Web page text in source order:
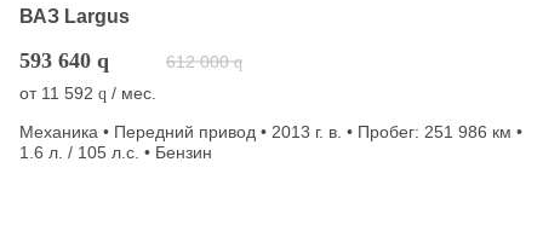
ВАЗ Largus
593 640 q 612 000 q
от 11 592 q / мес.
Механика • Передний привод • 2013 г. в. • Пробег: 251 986 км •
1.6 л. / 105 л.с. • Бензин